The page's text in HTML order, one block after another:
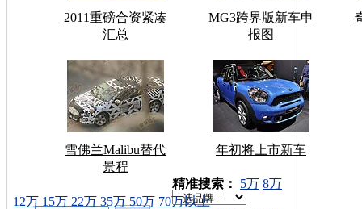
2011重磅合资紧凑
汇总
MG3跨界版新车申
报图
雪佛兰Malibu替代
景程
年初将上市新车
车型搜索：
精准搜索： 5万 8万
12万 15万 22万 35万 50万 70万以上